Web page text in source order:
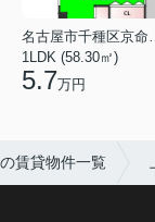
1LDK (58.30㎡)
5.7万円
賃貸物件一覧